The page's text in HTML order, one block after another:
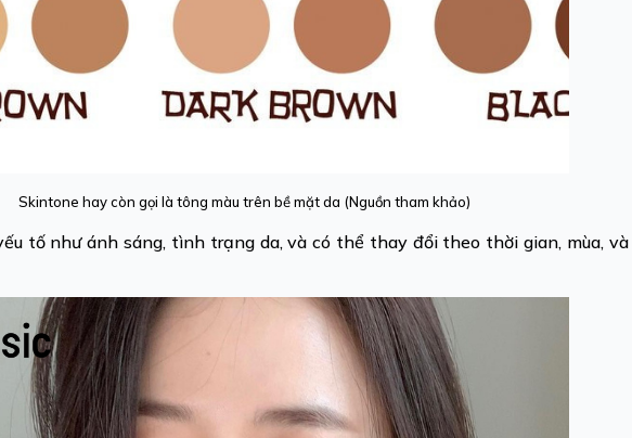
Skintone hay còn gọi là tông màu trên bề mặt da (Nguồn tham khảo)
tố như ánh sáng, tình trạng da, và có thể thay đổi theo thời gian, mùa,